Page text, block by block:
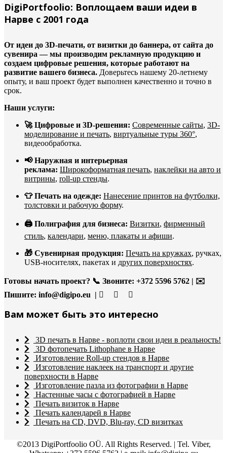
DigiPortfoolio: Воплощаем ваши идеи в
Нарве с 2001 года
От идеи до 3D-печати, от визитки до баннера, от сайта до
сувенира — мы производим рекламную продукцию и
создаем цифровые решения, которые работают на
развитие вашего бизнеса. Доверьтесь нашему 20-летнему
опыту, и ваш проект будет выполнен качественно и точно в
срок.
Наши услуги:
🚀 Цифровые и 3D-решения: Современные сайты, 3D-
моделирование и печать, виртуальные туры 360°,
видеообработка.
📢 Наружная и интерьерная
реклама: Широкоформатная печать, наклейки на авто и
витрины, roll-up стенды.
👕 Печать на одежде: Нанесение принтов на футболки,
толстовки и рабочую форму.
🖨️ Полиграфия для бизнеса: Визитки, фирменный
стиль, календари, меню, плакаты и афиши.
🎁 Сувенирная продукция: Печать на кружках, ручках,
USB-носителях, пакетах и других поверхностях.
Готовы начать проект? 📞 Звоните: +372 5596 5762 | ✉️
Пишите: info@digipo.eu |
Вам может быть это интересно
3D печать в Нарве - воплоти свои идеи в реальность!
3D фотопечать Lithophane в Нарве
Изготовление Roll-up стендов в Нарве
Изготовление наклеек на транспорт и другие
поверхности в Нарве
Изготовление пазла из фотографии в Нарве
Настенные часы с фотографией в Нарве
Печать визиток в Нарве
Печать календарей в Нарве
Печать на CD, DVD, Blu-ray, CD визитках
©2013 DigiPortfoolio OÜ. All Rights Reserved. | Tel. Viber,